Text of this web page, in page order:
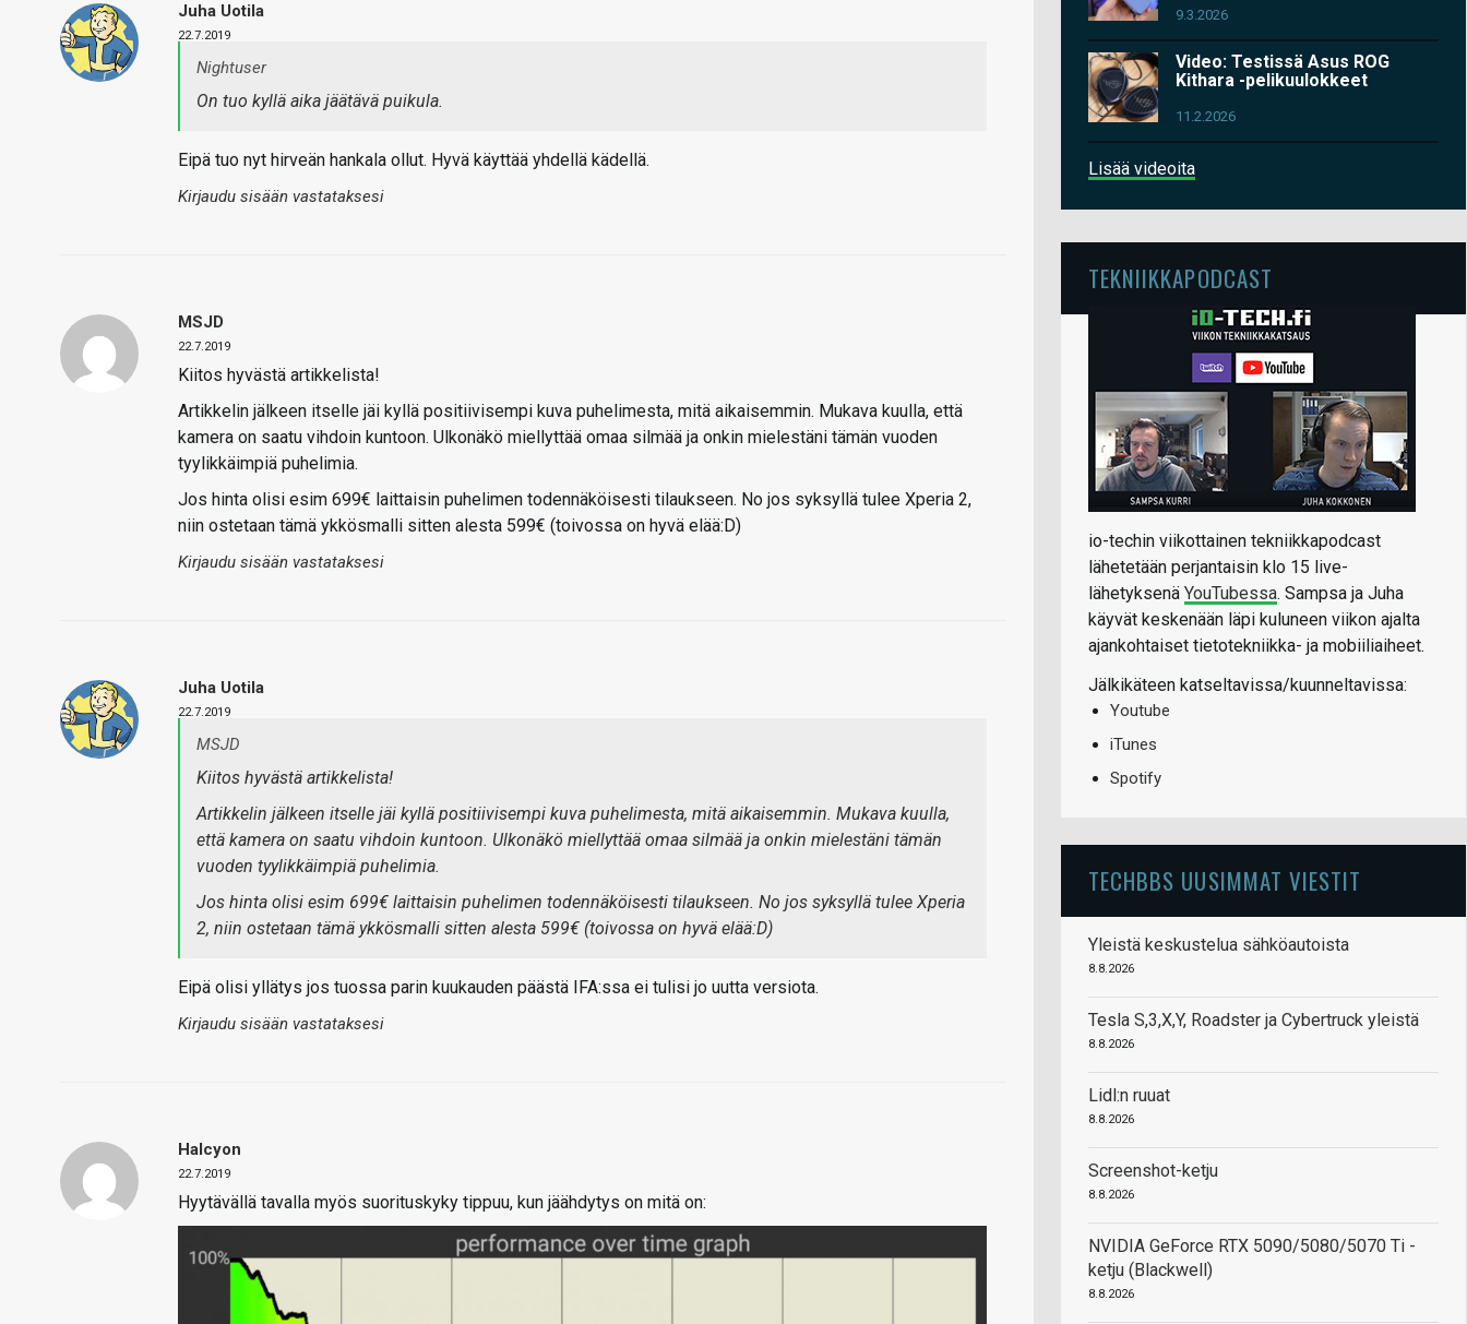
Juha Uotila
22.7.2019
Nightuser
On tuo kyllä aika jäätävä puikula.
Eipä tuo nyt hirveän hankala ollut. Hyvä käyttää yhdellä kädellä.
Kirjaudu sisään vastataksesi
MSJD
22.7.2019
Kiitos hyvästä artikkelista!
Artikkelin jälkeen itselle jäi kyllä positiivisempi kuva puhelimesta, mitä aikaisemmin. Mukava kuulla, että
kamera on saatu vihdoin kuntoon. Ulkonäkö miellyttää omaa silmää ja onkin mielestäni tämän vuoden
tyylikkäimpiä puhelimia.
Jos hinta olisi esim 699€ laittaisin puhelimen todennäköisesti tilaukseen. No jos syksyllä tulee Xperia 2,
niin ostetaan tämä ykkösmalli sitten alesta 599€ (toivossa on hyvä elää:D)
Kirjaudu sisään vastataksesi
Juha Uotila
22.7.2019
MSJD
Kiitos hyvästä artikkelista!
Artikkelin jälkeen itselle jäi kyllä positiivisempi kuva puhelimesta, mitä aikaisemmin. Mukava kuulla,
että kamera on saatu vihdoin kuntoon. Ulkonäkö miellyttää omaa silmää ja onkin mielestäni tämän
vuoden tyylikkäimpiä puhelimia.
Jos hinta olisi esim 699€ laittaisin puhelimen todennäköisesti tilaukseen. No jos syksyllä tulee Xperia
2, niin ostetaan tämä ykkösmalli sitten alesta 599€ (toivossa on hyvä elää:D)
Eipä olisi yllätys jos tuossa parin kuukauden päästä IFA:ssa ei tulisi jo uutta versiota.
Kirjaudu sisään vastataksesi
Halcyon
22.7.2019
Hyytävällä tavalla myös suorituskyky tippuu, kun jäähdytys on mitä on:
9.3.2026
Video: Testissä Asus ROG
Kithara -pelikuulokkeet
11.2.2026
Lisää videoita
TEKNIIKKAPODCAST
io-techin viikottainen tekniikkapodcast
lähetetään perjantaisin klo 15 live-
lähetyksenä YouTubessa. Sampsa ja Juha
käyvät keskenään läpi kuluneen viikon ajalta
ajankohtaiset tietotekniikka- ja mobiiliaiheet.
Jälkikäteen katseltavissa/kuunneltavissa:
Youtube
iTunes
Spotify
TECHBBS UUSIMMAT VIESTIT
Yleistä keskustelua sähköautoista
8.8.2026
Tesla S,3,X,Y, Roadster ja Cybertruck yleistä
8.8.2026
Lidl:n ruuat
8.8.2026
Screenshot-ketju
8.8.2026
NVIDIA GeForce RTX 5090/5080/5070 Ti -
ketju (Blackwell)
8.8.2026